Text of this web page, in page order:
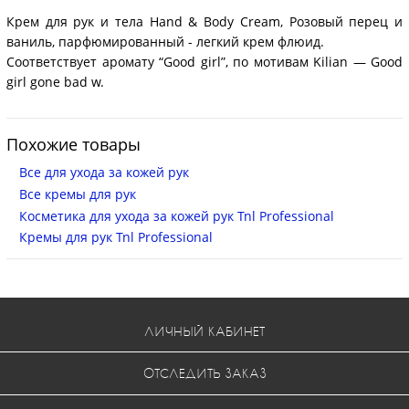
Крем для рук и тела Hand & Body Cream, Розовый перец и
ваниль, парфюмированный - легкий крем флюид.
Соответствует аромату “Good girl”, по мотивам Kilian — Good
girl gone bad w.
Похожие товары
Все для ухода за кожей рук
Все кремы для рук
Косметика для ухода за кожей рук Tnl Professional
Кремы для рук Tnl Professional
ЛИЧНЫЙ КАБИНЕТ
ОТСЛЕДИТЬ ЗАКАЗ